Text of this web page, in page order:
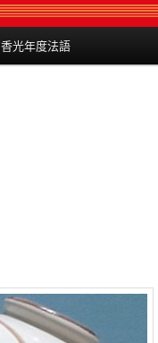
香光年度法語